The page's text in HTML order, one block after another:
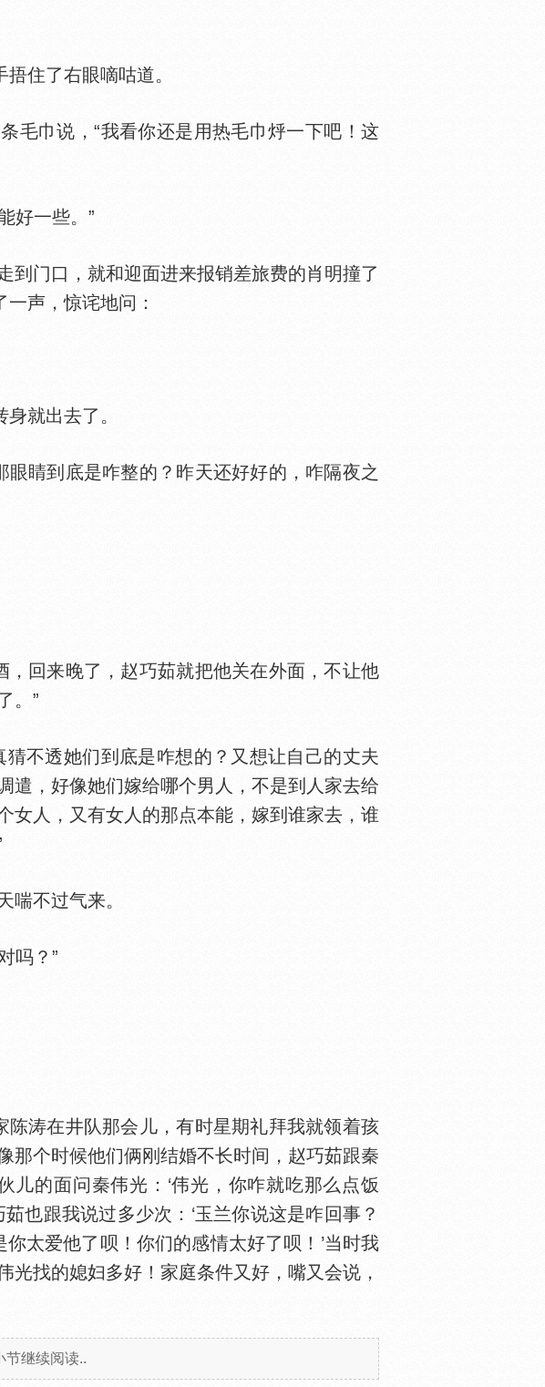
住了右眼嘀咕道。
巾说，“我看你还是用热毛巾烀一下吧！这
好一些。”
门口，就和迎面进来报销差旅费的肖明撞了
声，惊诧地问：
就出去了。
睛到底是咋整的？昨天还好好的，咋隔夜之
回来晚了，赵巧茹就把他关在外面，不让他
。”
不透她们到底是咋想的？又想让自己的丈夫
遣，好像她们嫁给哪个男人，不是到人家去给
女人，又有女人的那点本能，嫁到谁家去，谁
不过气来。
吗？”
涛在井队那会儿，有时星期礼拜我就领着孩
那个时候他们俩刚结婚不长时间，赵巧茹跟秦
的面问秦伟光：‘伟光，你咋就吃那么点饭
也跟我说过多少次：‘玉兰你说这是咋回事？
太爱他了呗！你们的感情太好了呗！’当时我
找的媳妇多好！家庭条件又好，嘴又会说，
节继续阅读..